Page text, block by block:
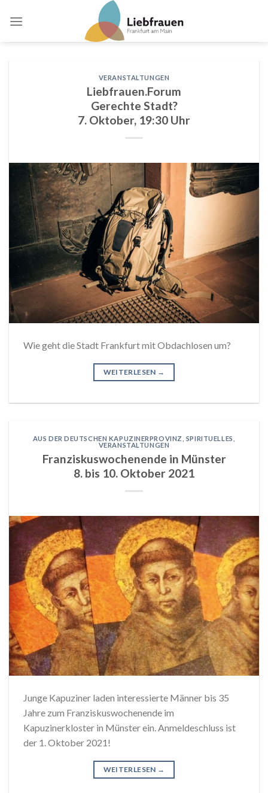
VERANSTALTUNGEN
Liebfrauen.Forum
Gerechte Stadt?
7. Oktober, 19:30 Uhr
Wie geht die Stadt Frankfurt mit Obdachlosen um?
WEITERLESEN →
AUS DER DEUTSCHEN KAPUZINERPROVINZ SPIRITUELLES
VERANSTALTUNGEN
Franziskuswochenende in Münster
8. bis 10. Oktober 2021
Junge Kapuziner laden interessierte Männer bis 35
Jahre zum Franziskuswochenende im
Kapuzinerkloster in Münster ein. Anmeldeschluss ist
der 1. Oktober 2021!
WEITERLESEN →